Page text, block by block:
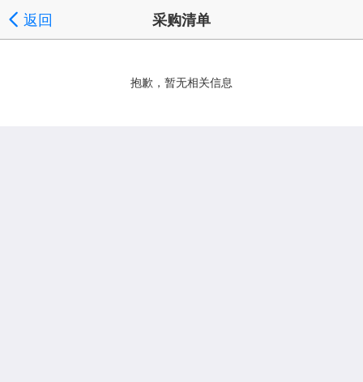
返回 采购清单
抱歉，暂无相关信息